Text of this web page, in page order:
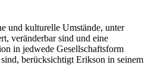
und kulturelle Umstände, unter
veränderbar sind und eine
in jedwede Gesellschaftsform
berücksichtigt Erikson in seinem